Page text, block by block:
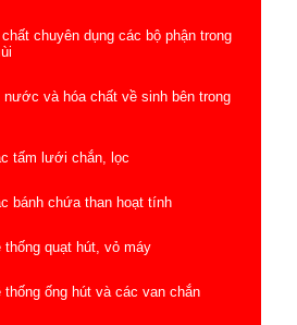
chất chuyên dụng các bộ phận trong
nước và hóa chất về sinh bên trong
tấm lưới chắn, lọc
bánh chứa than hoạt tính
thống quạt hút, vỏ máy
thống ống hút và các van chắn